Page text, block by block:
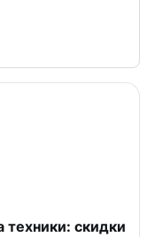
скидки